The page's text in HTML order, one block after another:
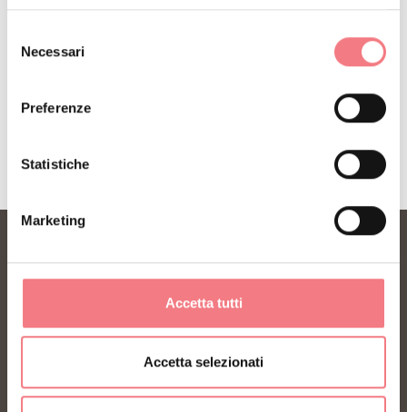
delNecessari
Preferenze
Statistiche
Marketing
Accetta tutti
Accetta selezionati
ISCRIVITI ALLA NEWSLETTER
FONDAZIONE DMO DOLOMITI BELLUNESI